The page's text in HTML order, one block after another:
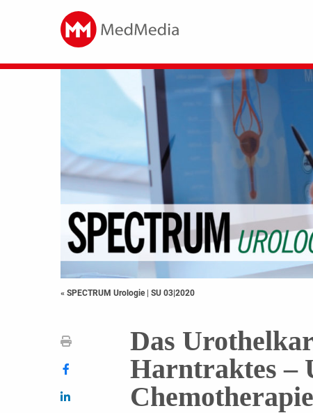
« SPECTRUM Urologie | SU 03|2020
Das
Harntraktes –